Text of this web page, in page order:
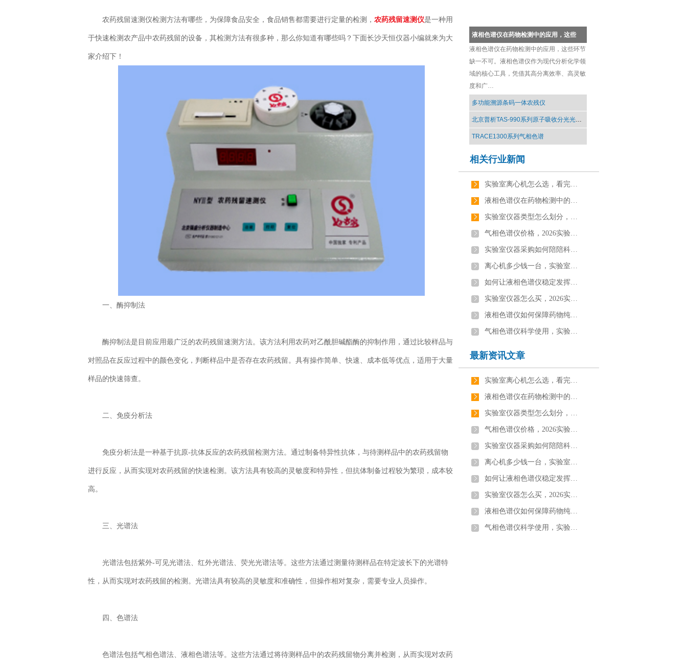
农药残留速测仪检测方法有哪些，为保障食品安全，食品销售都需要进行定量的检测， 农药残留速测仪是一种用
于快速检测农产品中农药残留的设备，其检测方法有很多种，那么你知道有哪些吗？下面长沙天恒仪器小编就来为大
家介绍下！
一、酶抑制法
酶抑制法是目前应用最广泛的农药残留速测方法。该方法利用农药对乙酰胆碱酯酶的抑制作用，通过比较样品与
对照品在反应过程中的颜色变化，判断样品中是否存在农药残留。具有操作简单、快速、成本低等优点，适用于大量
样品的快速筛查。
二、免疫分析法
免疫分析法是一种基于抗原-抗体反应的农药残留检测方法。通过制备特异性抗体，与待测样品中的农药残留物
进行反应，从而实现对农药残留的快速检测。该方法具有较高的灵敏度和特异性，但抗体制备过程较为繁琐，成本较
高。
三、光谱法
光谱法包括紫外-可见光谱法、红外光谱法、荧光光谱法等。这些方法通过测量待测样品在特定波长下的光谱特
性，从而实现对农药残留的检测。光谱法具有较高的灵敏度和准确性，但操作相对复杂，需要专业人员操作。
四、色谱法
色谱法包括气相色谱法、液相色谱法等。这些方法通过将待测样品中的农药残留物分离并检测，从而实现对农药
液相色谱仪在药物检测中的应用，这些环节
缺一不可。液相色谱仪作为现代分析化学领
域的核心工具，凭借其高分离效率、高灵敏
度和广…
多功能溯源条码一体农残仪
北京普析TAS-990系列原子吸收分光光度计
TRACE1300系列气相色谱
相关行业新闻
实验室离心机怎么选，看完你就知道了【最新更新】
液相色谱仪在药物检测中的应用，这些环节缺一不可【行业百科】
实验室仪器类型怎么划分，看完你就知道了[最新更新]
气相色谱仪价格，2026实验室仪器价格【最新报价】
实验室仪器采购如何陪陪科研需求，看完你就知道了[行业资讯]
离心机多少钱一台，实验室仪器价格【全网聚焦】
如何让液相色谱仪稳定发挥，看完你就知道了[最新更新]
实验室仪器怎么买，2026实验室仪器选择指南【行业百科】
液相色谱仪如何保障药物纯度安全，看完你就知道了[最新更新]
气相色谱仪科学使用，实验室仪器科普【行业百科】
最新资讯文章
实验室离心机怎么选，看完你就知道了【最新更新】
液相色谱仪在药物检测中的应用，这些环节缺一不可【行业百科】
实验室仪器类型怎么划分，看完你就知道了[最新更新]
气相色谱仪价格，2026实验室仪器价格【最新报价】
实验室仪器采购如何陪陪科研需求，看完你就知道了[行业资讯]
离心机多少钱一台，实验室仪器价格【全网聚焦】
如何让液相色谱仪稳定发挥，看完你就知道了[最新更新]
实验室仪器怎么买，2026实验室仪器选择指南【行业百科】
液相色谱仪如何保障药物纯度安全，看完你就知道了[最新更新]
气相色谱仪科学使用，实验室仪器科普【行业百科】